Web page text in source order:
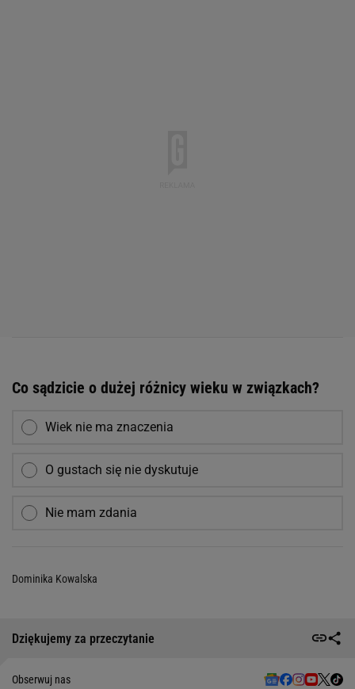
Co sądzicie o dużej różnicy wieku w związkach?
Wiek nie ma znaczenia
O gustach się nie dyskutuje
Nie mam zdania
Dominika Kowalska
Dziękujemy za przeczytanie
Obserwuj nas